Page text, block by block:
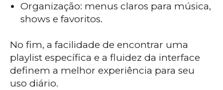
Organização: menus claros para música,
shows e favoritos.
No fim, a facilidade de encontrar uma
playlist específica e a fluidez da interface
definem a melhor experiência para seu
uso diário.